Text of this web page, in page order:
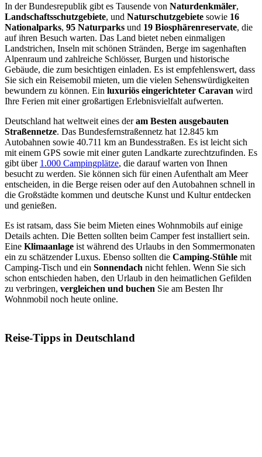
In der Bundesrepublik gibt es Tausende von Naturdenkmäler,
Landschaftsschutzgebiete, und Naturschutzgebiete sowie 16
Nationalparks, 95 Naturparks und 19 Biosphärenreservate, die
auf ihren Besuch warten. Das Land bietet neben einmaligen
Landstrichen, Inseln mit schönen Stränden, Berge im sagenhaften
Alpenraum und zahlreiche Schlösser, Burgen und historische
Gebäude, die zum besichtigen einladen. Es ist empfehlenswert, dass
Sie sich ein Reisemobil mieten, um die vielen Sehenswürdigkeiten
bewundern zu können. Ein luxuriös eingerichteter Caravan wird
Ihre Ferien mit einer großartigen Erlebnisvielfalt aufwerten.
Deutschland hat weltweit eines deram Besten ausgebauten
Straßennetze. Das Bundesfernstraßennetz hat 12.845 km
Autobahnen sowie 40.711 km an Bundesstraßen. Es ist leicht sich
mit einem GPS sowie mit einer guten Landkarte zurechtzufinden. Es
gibt über 1.000 Campingplätze, die darauf warten von Ihnen
besucht zu werden. Sie können sich für einen Aufenthalt am Meer
entscheiden, in die Berge reisen oder auf den Autobahnen schnell in
die Großstädte kommen und deutsche Kunst und Kultur entdecken
und genießen.
Es ist ratsam, dass Sie beim Mieten eines Wohnmobils auf einige
Details achten. Die Betten sollten beim Camper fest installiert sein.
Eine Klimaanlage ist während des Urlaubs in den Sommermonaten
ein zu schätzender Luxus. Ebenso sollten die Camping-Stühle mit
Camping-Tisch und ein Sonnendach nicht fehlen. Wenn Sie sich
schon entschieden haben, den Urlaub in den heimatlichen Gefilden
zu verbringen, vergleichen und buchen Sie am Besten Ihr
Wohnmobil noch heute online.
Reise-Tipps in Deutschland